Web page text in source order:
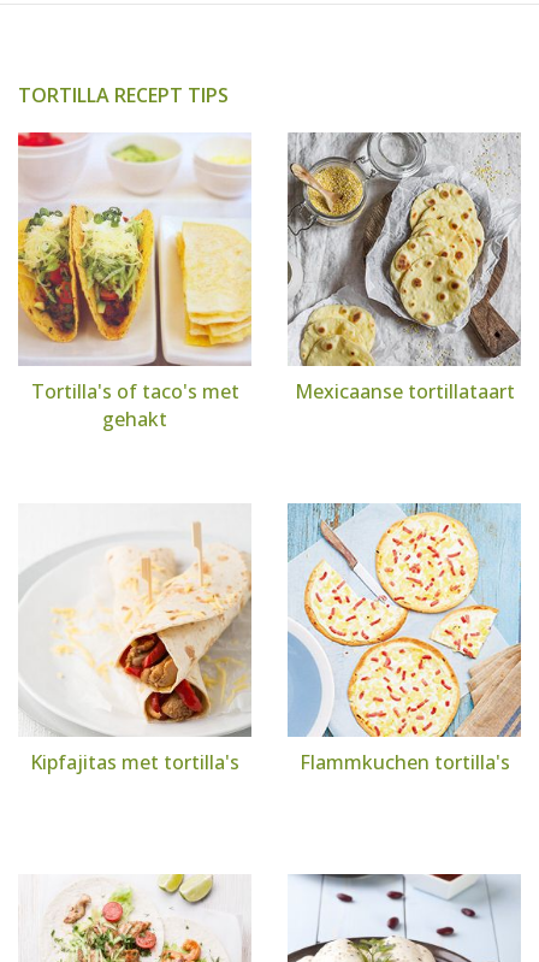
TORTILLA RECEPT TIPS
Tortilla's of taco's met
gehakt
Mexicaanse tortillataart
Kipfajitas met tortilla's Flammkuchen tortilla's